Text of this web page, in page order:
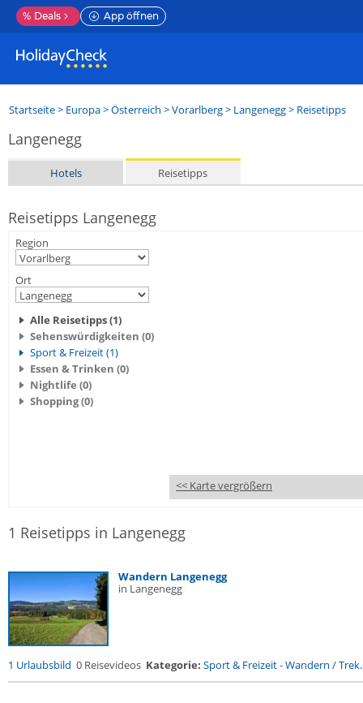
% Deals App öffnen
Startseite> Europa>Österreich >Vorarlberg> Langenegg> Reisetipps
Langenegg
Hotels Reisetipps
Reisetipps Langenegg
Region
Ort
Alle Reisetipps (1)
Sehenswürdigkeiten (0)
Sport & Freizeit (1)
Essen & Trinken (0)
Nightlife (0)
Shopping (0)
<< Karte vergrößern
1 Reisetipps in Langenegg
Wandern Langenegg
in Langenegg
1 Urlaubsbild 0 Reisevideos Kategorie: Sport & Freizeit-Wandern /